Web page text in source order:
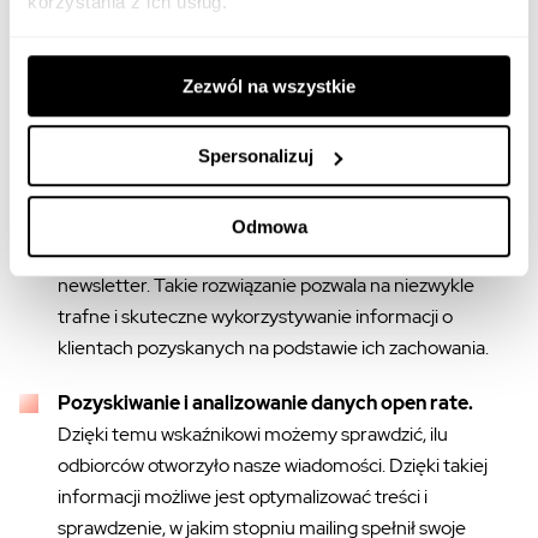
Zezwól na wszystkie
Spersonalizuj
Odmowa
klientami i zdobyć ich lojalność.
głównych powodów, dla których warto stosować
automatyzację marketingu - narzędzia te pozwalają
wysyłać do odbiorców serie maili zaprojektowanych z
uwzględnieniem podjętych przez niego działań
związanych z naszą ofertą, takich jak odwiedzenie
strony, pobranie dokumentu czy zapisanie się na
newsletter. Takie rozwiązanie pozwala na niezwykle
trafne i skuteczne wykorzystywanie informacji o
klientach pozyskanych na podstawie ich zachowania.
Pozyskiwanie i analizowanie danych open rate.
Dzięki temu wskaźnikowi możemy sprawdzić, ilu
odbiorców otworzyło nasze wiadomości. Dzięki takiej
informacji możliwe jest optymalizować treści i
sprawdzenie, w jakim stopniu mailing spełnił swoje